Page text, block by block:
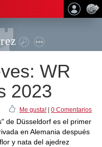
WR
2023
Me gusta! 0 Comentarios
de Düsseldorf es el primer
en Alemania después
y nata del ajedrez